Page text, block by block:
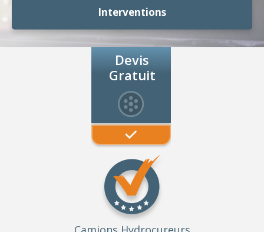
Interventions
Devis
Gratuit